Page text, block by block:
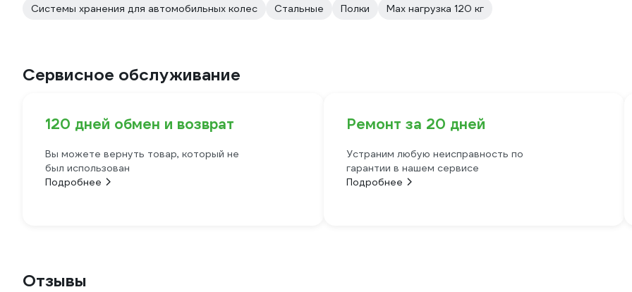
Системы хранения для автомобильных колес Стальные Полки Max нагрузка 120 кг
Сервисное обслуживание
120 дней обмен и возврат
Вы можете вернуть товар, который не
был использован
Подробнее
Ремонт за 20 дней
Устраним любую неисправность по
гарантии в нашем сервисе
Подробнее
Отзывы